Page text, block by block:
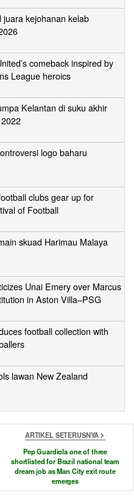
juara kejohanan kelab
comeback inspired by
League heroics
Kelantan di suku akhir
logo baharu
clubs gear up for
of Football
skuad Harimau Malaya
Unai Emery over Marcus
in Aston Villa–PSG
football collection with
lawan New Zealand
ARTIKEL SETERUSNYA
Pep Guardiola one of three
shortlisted for Brazil national team
dream job as Man City exit route
emerges